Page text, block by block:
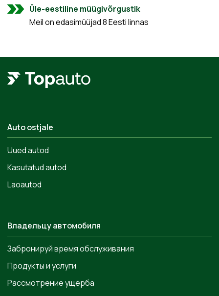
Üle-eestiline müügivõrgustik
Meil on edasimüüjad 8 Eesti linnas
Auto ostjale
Uued autod
Kasutatud autod
Laoautod
Владельцу автомобиля
Забронируй время обслуживания
Продукты и услуги
Рассмотрение ущерба